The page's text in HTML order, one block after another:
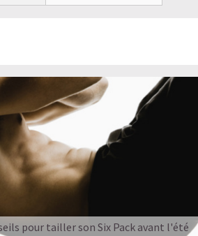
pour tailler son Six Pack avant l'été